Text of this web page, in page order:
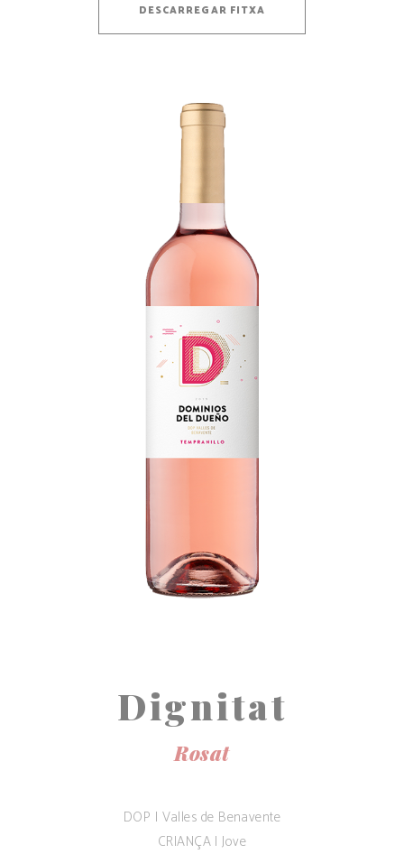
DESCARREGAR FITXA
Dignitat
Rosat
DOP | Valles de Benavente
CRIANÇA | Jove